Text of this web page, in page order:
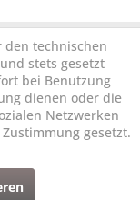
den technischen
stets gesetzt
bei Benutzung
dienen oder die
Netzwerken
gesetzt.